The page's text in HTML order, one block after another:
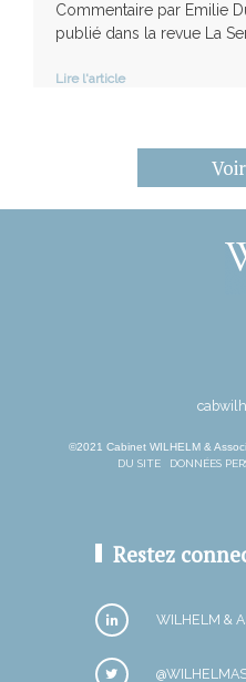
Commentaire par Emilie
publié dans la revue La
Lire l'article
©2021 Cabinet WILHELM &
DU SITE
DONNÉES
Restez
WILHELM &